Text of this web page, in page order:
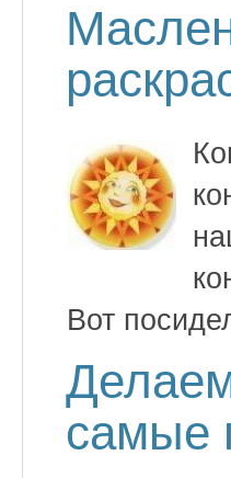
Вот
cамые